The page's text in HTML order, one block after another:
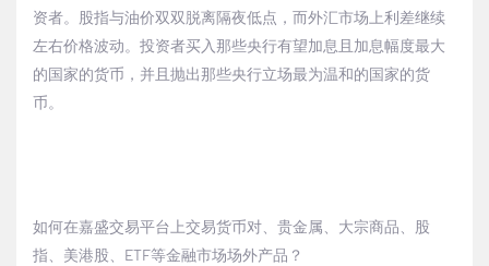
资者。股指与油价双双脱离隔夜低点，而外汇市场上利差继续
左右价格波动。投资者买入那些央行有望加息且加息幅度最大
的国家的货币，并且抛出那些央行立场最为温和的国家的货
币。
如何在嘉盛交易平台上交易货币对、贵金属、大宗商品、股
指、美港股、 ETF等金融市场场外产品？